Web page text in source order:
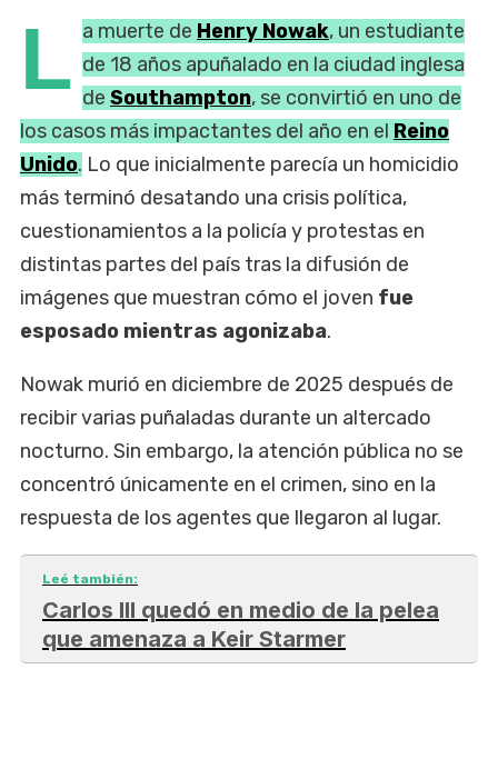
L a muerte de Henry Nowak, un estudiante
de 18 años apuñalado en la ciudad inglesa
de Southampton, se convirtió en uno de
los casos más impactantes del año en el Reino
Unido. Lo que inicialmente parecía un homicidio
más terminó desatando una crisis política,
cuestionamientos a la policía y protestas en
distintas partes del país tras la difusión de
imágenes que muestran cómo el joven fue
esposado mientras agonizaba.
Nowak murió en diciembre de 2025 después de
recibir varias puñaladas durante un altercado
nocturno. Sin embargo, la atención pública no se
concentró únicamente en el crimen, sino en la
respuesta de los agentes que llegaron al lugar.
Leé también:
Carlos III quedó en medio de la pelea
que amenaza a Keir Starmer